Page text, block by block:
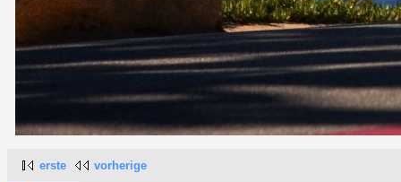
erste vorherige